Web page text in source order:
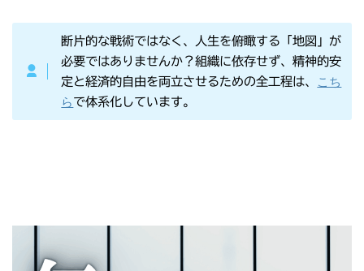
断片的な戦術ではなく、人生を俯瞰する「地図」が
必要ではありませんか？組織に依存せず、精神的安
定と経済的自由を両立させるための全工程は、
こち
ら で体系化しています。